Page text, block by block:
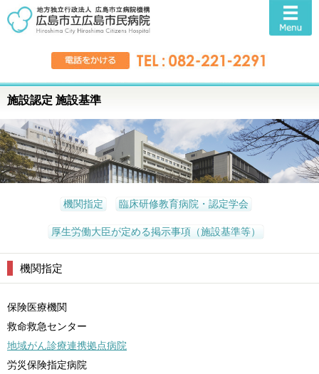
施設認定 施設基準
機関指定 臨床研修教育病院・認定学会
厚生労働大臣が定める掲示事項（施設基準等）
機関指定
保険医療機関
救命救急センター
地域がん診療連携拠点病院
労災保険指定病院